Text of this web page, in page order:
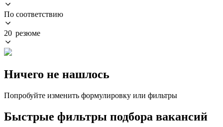
По соответствию
20 резюме
Ничего не нашлось
Попробуйте изменить формулировку или фильтры
Быстрые фильтры подбора вакансий